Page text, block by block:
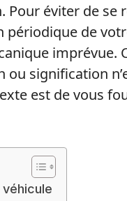
Pour éviter de se
périodique de
imprévue.
signification
est de vous